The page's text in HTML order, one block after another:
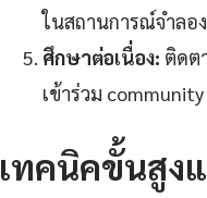
ในสถานการณ์จำลอ
ศึกษาต่อเนื่อง: ติดต
เข้าร่วม
เทคนิคขั้นสูง